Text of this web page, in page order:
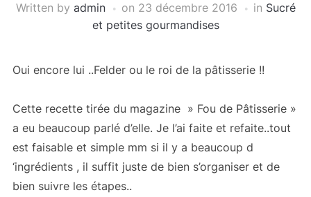
Written by admin on 23 décembre 2016 in Sucré
et petites gourmandises
Oui encore lui ..Felder ou le roi de la pâtisserie !!
Cette recette tirée du magazine » Fou de Pâtisserie »
a eu beaucoup parlé d’elle. Je l’ai faite et refaite..tout
est faisable et simple mm si il y a beaucoup d
‘ingrédients , il suffit juste de bien s’organiser et de
bien suivre les étapes..